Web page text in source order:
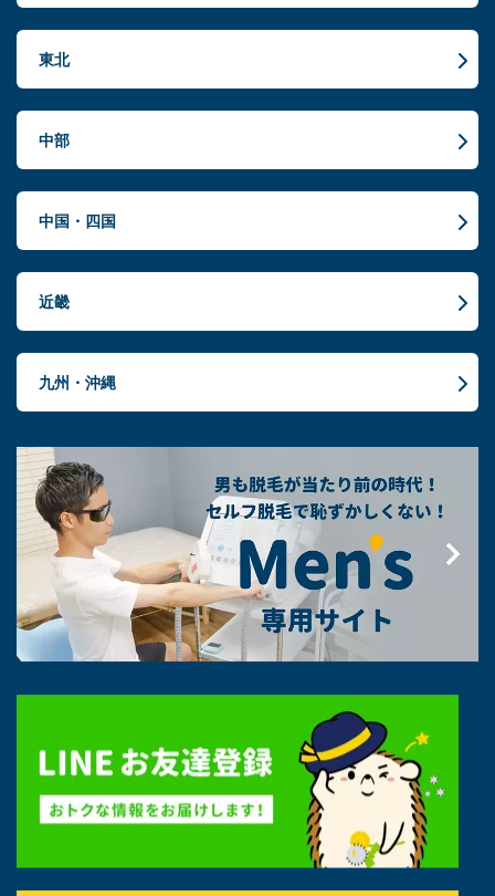
東北
中部
中国・四国
近畿
九州・沖縄